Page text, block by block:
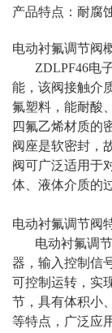
产品特点：耐腐
电动衬氟调节阀
ZDLPF46电子
能，该阀接触介
氟塑料，能耐酸
四氟乙烯材质的
阀座是软密封，
阀可广泛适用于
体、液体介质的
电动衬氟调节阀
电动衬氟调节
器，输入控制信
可控制运转，实
节，具有体积小
等特点，广泛应